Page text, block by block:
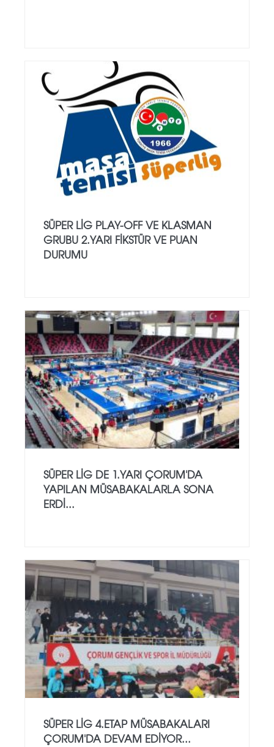
SÜPER LIG PLAY-OFF VE KLASMAN
GRUBU 2.YARI FIKSTÜR VE PUAN
DURUMU
SÜPER LİG DE 1.YARI ÇORUM'DA
YAPILAN MÜSABAKALARLA SONA
ERDİ...
SÜPER LİG 4.ETAP MÜSABAKALARI
ÇORUM'DA DEVAM EDİYOR...